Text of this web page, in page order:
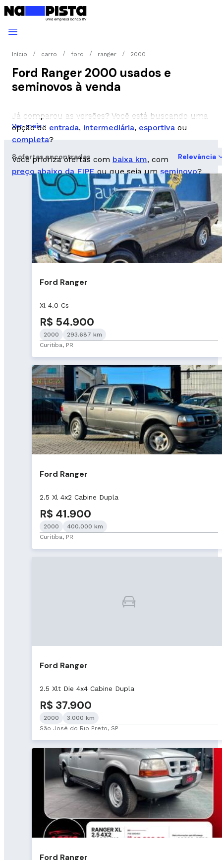
Início carro ford ranger 2000
Ford Ranger 2000 usados e
seminovos à venda
Já comparou as versões? Você está buscando uma
opção de entrada, intermediária, esportiva ou
completa?
Você prioriza ofertas com baixa km, com
preço abaixo da FIPEou que seja umseminovo?
Ver mais
8 ofertas encontradas Relevância
Ford Ranger
Xl 4.0 Cs
R$ 54.900
2000
293.687 km
Curitiba, PR
Ford Ranger
2.5 Xl 4x2 Cabine Dupla
R$ 41.900
2000
400.000 km
Curitiba, PR
Ford Ranger
2.5 Xlt Die 4x4 Cabine Dupla
R$ 37.900
2000
3.000 km
São José do Rio Preto, SP
Ford Ranger